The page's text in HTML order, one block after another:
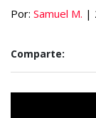
Por: Samuel M. |
Comparte: